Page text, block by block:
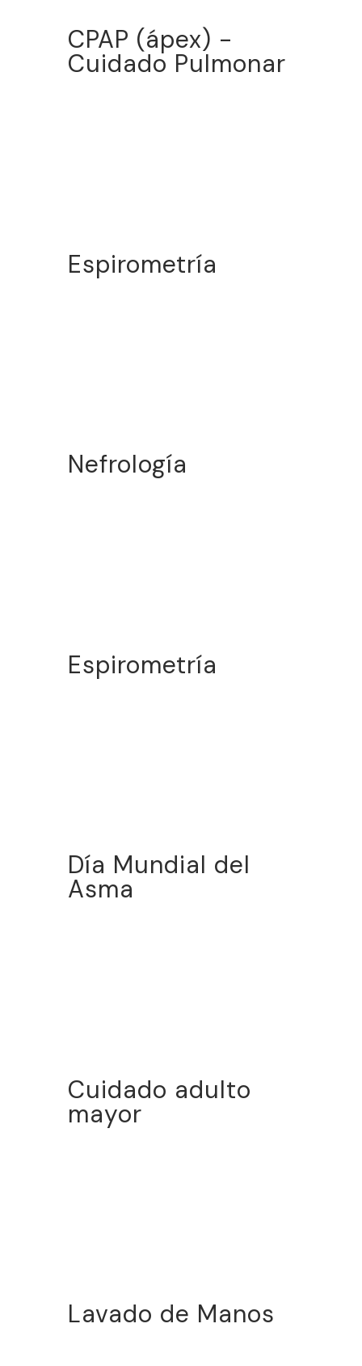
CPAP (ápex) -
Cuidado Pulmonar
Espirometría
Nefrología
Espirometría
Día Mundial del
Asma
Cuidado adulto
mayor
Lavado de Manos